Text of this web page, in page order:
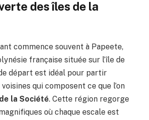
des îles de la
commence souvent à Papeete,
française située sur l’île de
départ est idéal pour partir
qui composent ce que l’on
la Société. Cette région regorge
où chaque escale est